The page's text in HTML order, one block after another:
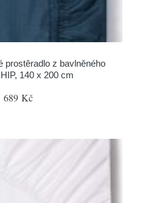
prostěradlo z bavlněného
140 x 200 cm
689 Kč